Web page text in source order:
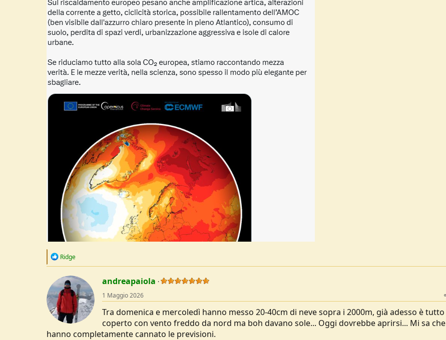
R
c
t
i
o
n
s
Ridge
andreapaiola
1 Maggio 2026
Tra domenica e mercoledì hanno messo 20-40cm di neve sopra i 2000m, già adesso è tutto
coperto con vento freddo da nord ma boh davano sole... Oggi dovrebbe aprirsi... Mi sa che
hanno completamente cannato le previsioni.